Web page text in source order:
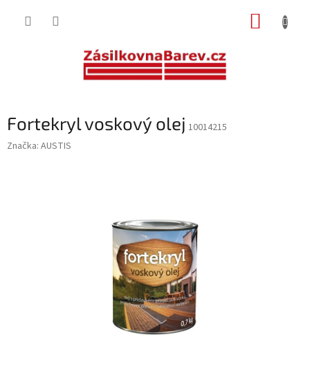
Fortekryl voskový olej 10014215
Značka: AUSTIS